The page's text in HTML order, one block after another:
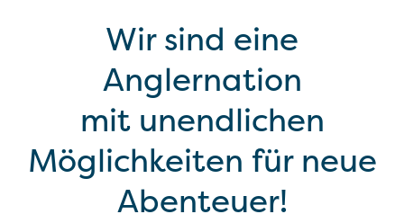
Wir sind eine
Anglernation
mit unendlichen
Möglichkeiten für neue
Abenteuer!